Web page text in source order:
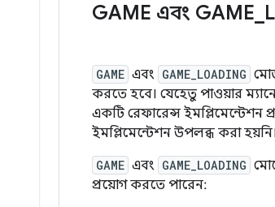
GAME এবং GAME
GAME এবং GAME_LOADING
করতে হবে। যেহেতু পাওয়ার
একটি রেফারেন্স ইমপ্লিমেন্টেশন
ইমপ্লিমেন্টেশন উপলব্ধ করা হয়নি।
GAME এবং GAME_LOADING
প্রয়োগ করতে পারেন: